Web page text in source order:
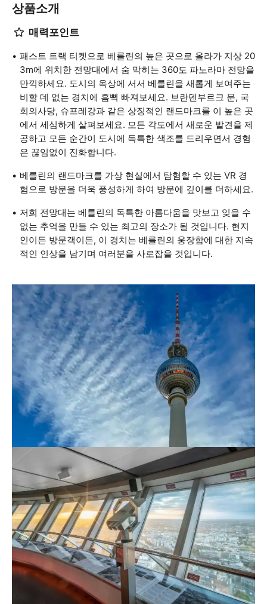
상품소개
매력포인트
패스트 트랙 티켓으로 베를린의 높은 곳으로 올라가 지상 20
3m에 위치한 전망대에서 숨 막히는 360도 파노라마 전망을
만끽하세요. 도시의 옥상에 서서 베를린을 새롭게 보여주는
비할 데 없는 경치에 흠뻑 빠져보세요. 브란덴부르크 문, 국
회의사당, 슈프레강과 같은 상징적인 랜드마크를 이 높은 곳
에서 세심하게 살펴보세요. 모든 각도에서 새로운 발견을 제
공하고 모든 순간이 도시에 독특한 색조를 드리우면서 경험
은 끊임없이 진화합니다.
베를린의 랜드마크를 가상 현실에서 탐험할 수 있는 VR 경
험으로 방문을 더욱 풍성하게 하여 방문에 깊이를 더하세요.
저희 전망대는 베를린의 독특한 아름다움을 맛보고 잊을 수
없는 추억을 만들 수 있는 최고의 장소가 될 것입니다. 현지
인이든 방문객이든, 이 경치는 베를린의 웅장함에 대한 지속
적인 인상을 남기며 여러분을 사로잡을 것입니다.